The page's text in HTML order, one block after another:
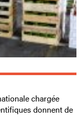
chargée
donnent de